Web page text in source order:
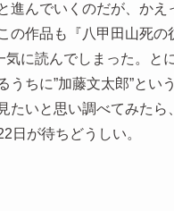
進んでいくのだが、か
の作品も『八甲田山死
気に読んでしまった。と
うちに”加藤文太郎”と
たいと思い調べてみた
日が待ちどうしい。